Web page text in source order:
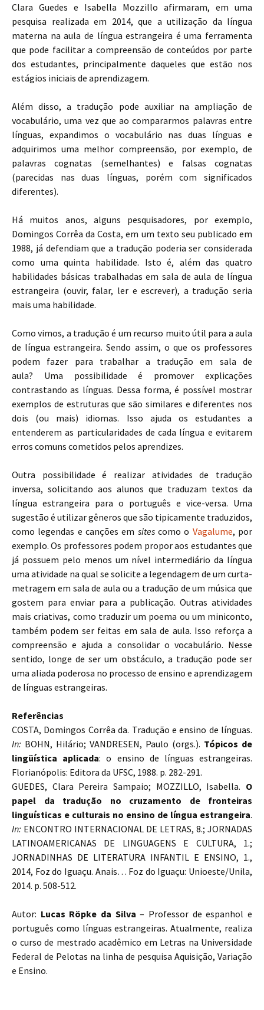
Clara Guedes e Isabella Mozzillo afirmaram, em uma
pesquisa realizada em 2014, que a utilização da língua
materna na aula de língua estrangeira é uma ferramenta
que pode facilitar a compreensão de conteúdos por parte
dos estudantes, principalmente daqueles que estão nos
estágios iniciais de aprendizagem.
Além disso, a tradução pode auxiliar na ampliação de
vocabulário, uma vez que ao compararmos palavras entre
línguas, expandimos o vocabulário nas duas línguas e
adquirimos uma melhor compreensão, por exemplo, de
palavras cognatas (semelhantes) e falsas cognatas
(parecidas nas duas línguas, porém com significados
diferentes).
Há muitos anos, alguns pesquisadores, por exemplo,
Domingos Corrêa da Costa, em um texto seu publicado em
1988, já defendiam que a tradução poderia ser considerada
como uma quinta habilidade. Isto é, além das quatro
habilidades básicas trabalhadas em sala de aula de língua
estrangeira (ouvir, falar, ler e escrever), a tradução seria
mais uma habilidade.
Como vimos, a tradução é um recurso muito útil para a aula
de língua estrangeira. Sendo assim, o que os professores
podem fazer para trabalhar a tradução em sala de
aula? Uma possibilidade é promover explicações
contrastando as línguas. Dessa forma, é possível mostrar
exemplos de estruturas que são similares e diferentes nos
dois (ou mais) idiomas. Isso ajuda os estudantes a
entenderem as particularidades de cada língua e evitarem
erros comuns cometidos pelos aprendizes.
Outra possibilidade é realizar atividades de tradução
inversa, solicitando aos alunos que traduzam textos da
língua estrangeira para o português e vice-versa. Uma
sugestão é utilizar gêneros que são tipicamente traduzidos,
como legendas e canções em sitescomo o Vagalume, por
exemplo. Os professores podem propor aos estudantes que
já possuem pelo menos um nível intermediário da língua
uma atividade na qual se solicite a legendagem de um curta-
metragem em sala de aula ou a tradução de um música que
gostem para enviar para a publicação. Outras atividades
mais criativas, como traduzir um poema ou um miniconto,
também podem ser feitas em sala de aula. Isso reforça a
compreensão e ajuda a consolidar o vocabulário. Nesse
sentido, longe de ser um obstáculo, a tradução pode ser
uma aliada poderosa no processo de ensino e aprendizagem
de línguas estrangeiras.
Referências
COSTA, Domingos Corrêa da. Tradução e ensino de línguas.
In: BOHN, Hilário; VANDRESEN, Paulo (orgs.). Tópicos de
lingüística aplicada: o ensino de línguas estrangeiras.
Florianópolis: Editora da UFSC, 1988. p. 282-291.
GUEDES, Clara Pereira Sampaio; MOZZILLO, Isabella. O
papel da tradução no cruzamento de fronteiras
linguísticas e culturais no ensino de língua estrangeira.
In: ENCONTRO INTERNACIONAL DE LETRAS, 8.; JORNADAS
LATINOAMERICANAS DE LINGUAGENS E CULTURA, 1.;
JORNADINHAS DE LITERATURA INFANTIL E ENSINO, 1.,
2014, Foz do Iguaçu. Anais… Foz do Iguaçu: Unioeste/Unila,
2014. p. 508-512.
Autor: Lucas Röpke da Silva – Professor de espanhol e
português como línguas estrangeiras. Atualmente, realiza
o curso de mestrado acadêmico em Letras na Universidade
Federal de Pelotas na linha de pesquisa Aquisição, Variação
e Ensino.